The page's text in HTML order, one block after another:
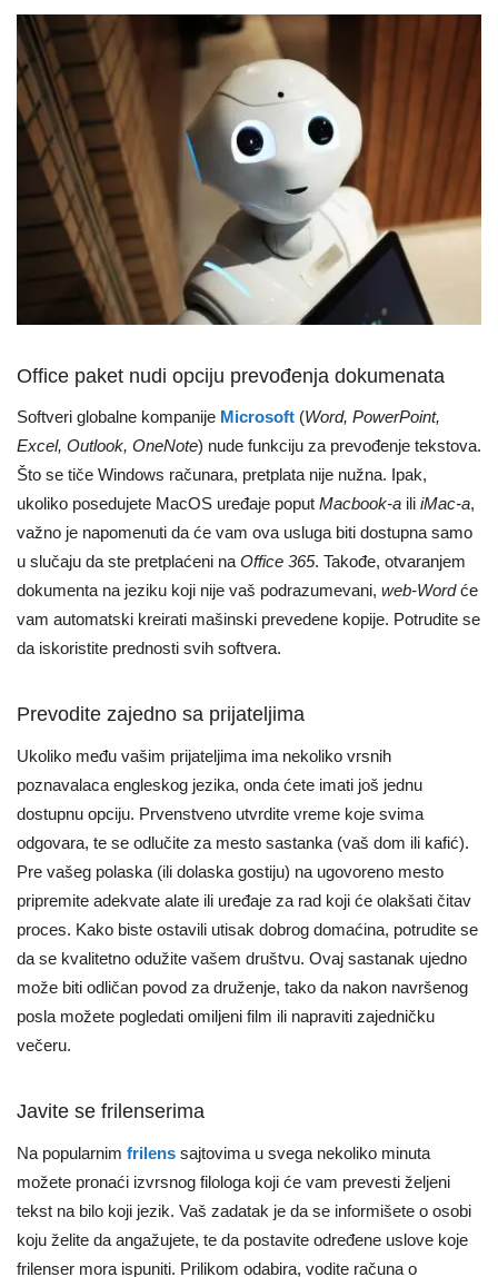
Office paket nudi opciju prevođenja dokumenata
Softveri globalne kompanije Microsoft (Word, PowerPoint,
Excel, Outlook, OneNote) nude funkciju za prevođenje tekstova.
Što se tiče Windows računara, pretplata nije nužna. Ipak,
ukoliko posedujete MacOS uređaje poput Macbook-a ili iMac-a,
važno je napomenuti da će vam ova usluga biti dostupna samo
u slučaju da ste pretplaćeni naOffice 365. Takođe, otvaranjem
dokumenta na jeziku koji nije vaš podrazumevani, web-Wordće
vam automatski kreirati mašinski prevedene kopije. Potrudite se
da iskoristite prednosti svih softvera.
Prevodite zajedno sa prijateljima
Ukoliko među vašim prijateljima ima nekoliko vrsnih
poznavalaca engleskog jezika, onda ćete imati još jednu
dostupnu opciju. Prvenstveno utvrdite vreme koje svima
odgovara, te se odlučite za mesto sastanka (vaš dom ili kafić).
Pre vašeg polaska (ili dolaska gostiju) na ugovoreno mesto
pripremite adekvate alate ili uređaje za rad koji će olakšati čitav
proces. Kako biste ostavili utisak dobrog domaćina, potrudite se
da se kvalitetno odužite vašem društvu. Ovaj sastanak ujedno
može biti odličan povod za druženje, tako da nakon navršenog
posla možete pogledati omiljeni film ili napraviti zajedničku
večeru.
Javite se frilenserima
Na popularnim frilens sajtovima u svega nekoliko minuta
možete pronaći izvrsnog filologa koji će vam prevesti željeni
tekst na bilo koji jezik. Vaš zadatak je da se informišete o osobi
koju želite da angažujete, te da postavite određene uslove koje
frilenser mora ispuniti. Prilikom odabira, vodite računa o